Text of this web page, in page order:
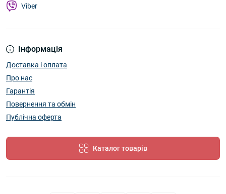
Інформація
Доставка і оплата
Про нас
Гарантія
Повернення та обмін
Публічна оферта
Каталог товарів
Viber